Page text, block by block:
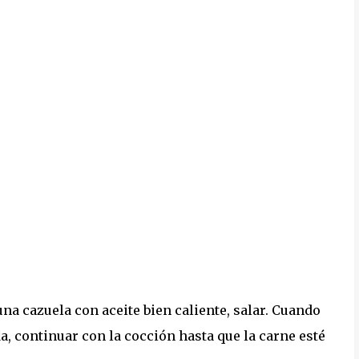
cazuela con aceite bien caliente, salar. Cuando
continuar con la cocción hasta que la carne esté